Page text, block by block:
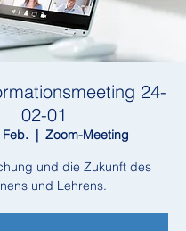
24-
02-01
  |
Zoom-Meeting
und die Zukunft des
und Lehrens.